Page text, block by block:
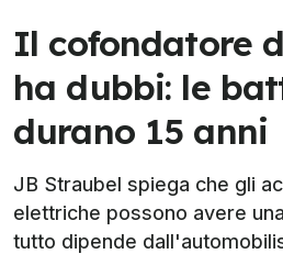
Il cofondatore
ha dubbi: le
durano 15 anni
JB Straubel spiega che gli
elettriche possono avere
tutto dipende